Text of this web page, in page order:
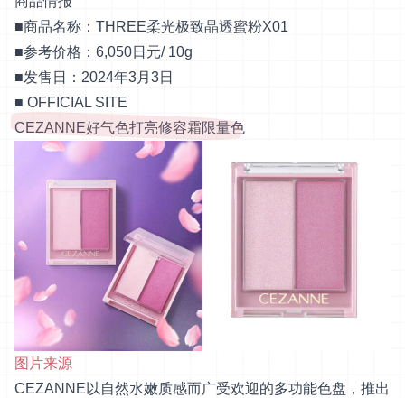
■商品名称：THREE柔光极致晶透蜜粉X01
■参考价格：6,050日元/ 10g
■发售日：2024年3月3日
■ OFFICIAL SITE
CEZANNE好气色打亮修容霜限量色
图片来源
CEZANNE以自然水嫩质感而广受欢迎的多功能色盘，推出